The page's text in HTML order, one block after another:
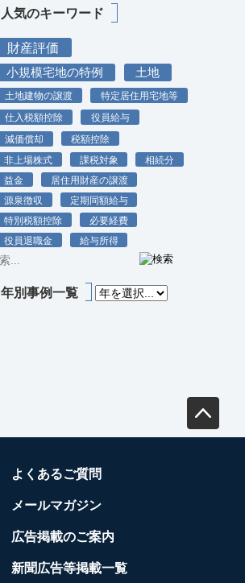
人気のキーワード
財産評価
小規模宅地の特例 土地
土地建物の譲渡
特定居住用宅地等
仕入税額控除
役員給与
減価償却
税額控除
非上場株式
課税対象
相続分
益金
居住用財産の譲渡
源泉徴収
定期同額給与
特別税額控除
必要経費
役員退職金
給与所得
年別事例一覧
よくあるご質問
メールマガジン
広告掲載のご案内
新聞広告等掲載一覧